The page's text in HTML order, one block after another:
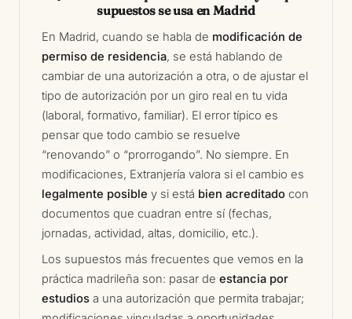
supuestos se usa en Madrid
En Madrid, cuando se habla de modificación de
permiso de residencia, se está hablando de
cambiar de una autorización a otra, o de ajustar el
tipo de autorización por un giro real en tu vida
(laboral, formativo, familiar). El error típico es
pensar que todo cambio se resuelve
“renovando” o “prorrogando”. No siempre. En
modificaciones, Extranjería valora si el cambio es
legalmente posible y si está bien acreditado con
documentos que cuadran entre sí (fechas,
jornadas, actividad, altas, domicilio, etc.).
Los supuestos más frecuentes que vemos en la
práctica madrileña son: pasar de estancia por
estudios a una autorización que permita trabajar;